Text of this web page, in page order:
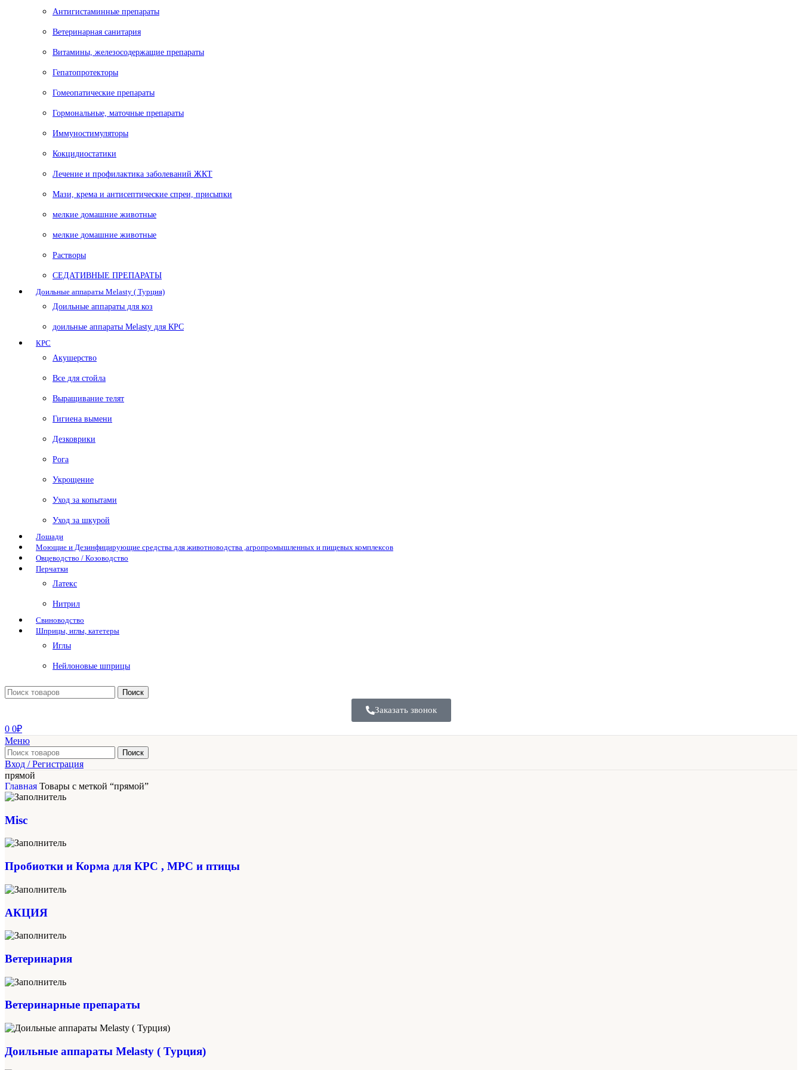
Антигистаминные препараты
Ветеринарная санитария
Витамины, железосодержащие препараты
Гепатопротекторы
Гомеопатические препараты
Гормональные, маточные препараты
Иммуностимуляторы
Кокцидиостатики
Лечение и профилактика заболеваний ЖКТ
Мази, крема и антисептические спреи, присыпки
мелкие домашние животные
мелкие домашние животные
Растворы
СЕДАТИВНЫЕ ПРЕПАРАТЫ
Доильные аппараты Melasty ( Турция)
Доильные аппараты для коз
доильные аппараты Melasty для КРС
КРС
Акушерство
Все для стойла
Выращивание телят
Гигиена вымени
Дезковрики
Рога
Укрощение
Уход за копытами
Уход за шкурой
Лошади
Моющие и Дезинфицирующие средства для животноводства ,агропромышленных и пищевых комплексов
Овцеводство / Козоводство
Перчатки
Латекс
Нитрил
Свиноводство
Шприцы, иглы, катетеры
Иглы
Нейлоновые шприцы
Поиск
Заказать звонок
0 0₽
Меню
Поиск
Вход / Регистрация
прямой
Главная Товары с меткой “прямой”
Misc
Пробиотки и Корма для КРС , МРС и птицы
АКЦИЯ
Ветеринария
Ветеринарные препараты
Доильные аппараты Melasty ( Турция)